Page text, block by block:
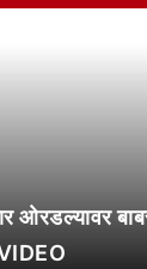
ओरडल्यावर